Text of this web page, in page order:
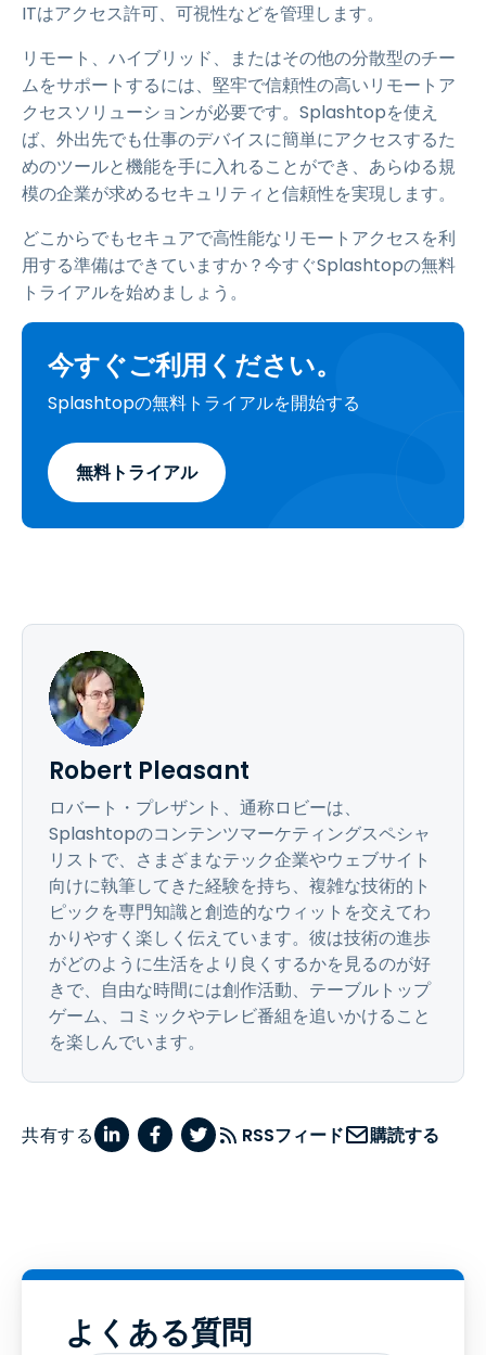
ITはアクセス許可、可視性などを管理します。
リモート、ハイブリッド、またはその他の分散型のチー
ムをサポートするには、堅牢で信頼性の高いリモートア
クセスソリューションが必要です。Splashtopを使え
ば、外出先でも仕事のデバイスに簡単にアクセスするた
めのツールと機能を手に入れることができ、あらゆる規
模の企業が求めるセキュリティと信頼性を実現します。
どこからでもセキュアで高性能なリモートアクセスを利
用する準備はできていますか？今すぐSplashtopの無料
トライアルを始めましょう。
今すぐご利用ください。
Splashtopの無料トライアルを開始する
無料トライアル
Robert Pleasant
ロバート・プレザント、通称ロビーは、
Splashtopのコンテンツマーケティングスペシャ
リストで、さまざまなテック企業やウェブサイト
向けに執筆してきた経験を持ち、複雑な技術的ト
ピックを専門知識と創造的なウィットを交えてわ
かりやすく楽しく伝えています。彼は技術の進歩
がどのように生活をより良くするかを見るのが好
きで、自由な時間には創作活動、テーブルトップ
ゲーム、コミックやテレビ番組を追いかけること
を楽しんでいます。
共有する RSSフィード 購読する
よくある質問